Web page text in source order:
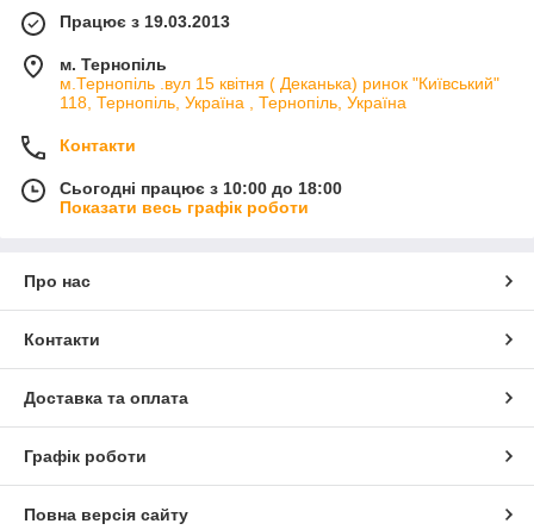
Працює з 19.03.2013
м. Тернопіль
м.Тернопіль .вул 15 квітня ( Деканька) ринок "Київський"
118, Тернопіль, Україна , Тернопіль, Україна
Контакти
Сьогодні працює з 10:00 до 18:00
Показати весь графік роботи
Про нас
Контакти
Доставка та оплата
Графік роботи
Повна версія сайту